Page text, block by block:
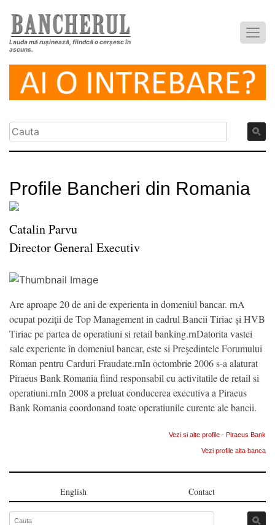
Lauda mă rușinează, fiindcă o cerșesc în
ascuns.
Profile Bancheri din Romania
Catalin Parvu
Director General Executiv
Are aproape 20 de ani de experienta in domeniul bancar. rnA
ocupat poziţii de Top Management in cadrul Bancii Tiriac şi HVB
Tiriac pe partea de operatiuni si retail banking.rnDatorita vastei
sale experiente în domeniul bancar, este si Preşedintele Forumului
Roman pentru Carduri Fraudate.rnIn octombrie 2006 s-a alaturat
Piraeus Bank Romania fiind responsabil cu activitatile de retail si
operatiuni.rnIn 2008 a preluat conducerea executiva a Piraeus
Bank Romania coordonand toate operatiunile curente ale bancii.
Vezi si alte profile - Piraeus Bank
Vezi profile alta banca
English Contact